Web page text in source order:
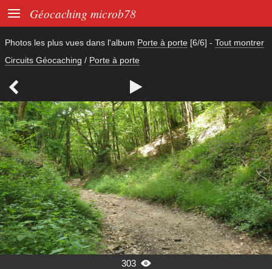
 Géocaching microb78
Photos les plus vues dans l'album Porte à porte [6/6] - Tout montrer
Circuits Géocaching / Porte à porte
 
303 